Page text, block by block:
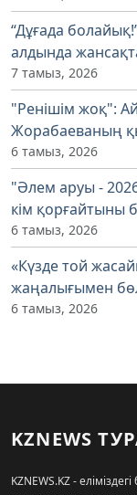
“Дұғада
алдында
7 тамыз, 2026
"Ренішім жоқ":
Жорабаеваның
6 тамыз, 2026
"Әлем аруы -
кім қорғайтыны
6 тамыз, 2026
«Күзде той
жаңалығымен
6 тамыз, 2026
KZNEWS
KZNEWS.KZ -